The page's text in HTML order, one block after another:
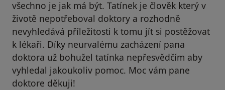
všechno je jak má být. Tatínek je člověk který v
životě nepotřeboval doktory a rozhodně
nevyhledává příležitosti k tomu jít si postěžovat
k lékaři. Díky neurvalému zacházení pana
doktora už bohužel tatínka nepřesvědčím aby
vyhledal jakoukoliv pomoc. Moc vám pane
doktore děkuji!